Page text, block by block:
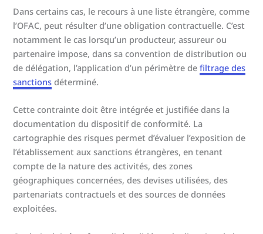
Dans certains cas, le recours à une liste étrangère, comme
l’OFAC, peut résulter d’une obligation contractuelle. C’est
notamment le cas lorsqu’un producteur, assureur ou
partenaire impose, dans sa convention de distribution ou
de délégation, l’application d’un périmètre defiltrage des
sanctions déterminé.
Cette contrainte doit être intégrée et justifiée dans la
documentation du dispositif de conformité. La
cartographie des risques permet d’évaluer l’exposition de
l’établissement aux sanctions étrangères, en tenant
compte de la nature des activités, des zones
géographiques concernées, des devises utilisées, des
partenariats contractuels et des sources de données
exploitées.